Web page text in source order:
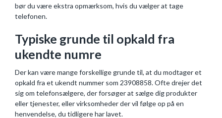
bør du være ekstra opmærksom, hvis du vælger at tage
telefonen.
Typiske grunde til opkald fra
ukendte numre
Der kan være mange forskellige grunde til, at du modtager et
opkald fra et ukendt nummer som 23908858. Ofte drejer det
sig om telefonsælgere, der forsøger at sælge dig produkter
eller tjenester, eller virksomheder der vil følge op på en
henvendelse, du tidligere har lavet.